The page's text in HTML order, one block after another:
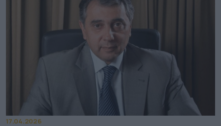
17.04.2026